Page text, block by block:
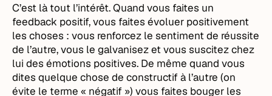
C’est là tout l’intérêt. Quand vous faites un
feedback positif, vous faites évoluer positivement
les choses : vous renforcez le sentiment de réussite
de l’autre, vous le galvanisez et vous suscitez chez
lui des émotions positives. De même quand vous
dites quelque chose de constructif à l’autre (on
évite le terme « négatif ») vous faites bouger les